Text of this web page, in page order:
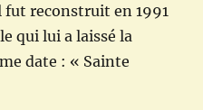
reconstruit en 1991
qui lui a laissé la
date : « Sainte